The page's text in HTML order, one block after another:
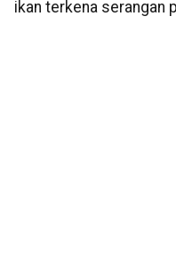
ikan terkena serangan